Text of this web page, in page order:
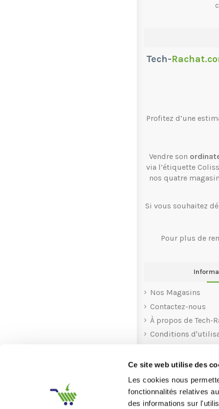
Ce site web utilise des
Les cookies nous
fonctionnalités relatives
des informations sur
Tech-
Profitez d’une
Vendre son
via l’étiquette
nos quatre
Si vous souhaitez
Pour plus de
Nos Magasins
Contactez-nous
À propos de Tech-
Conditions
Recyclage
Aide